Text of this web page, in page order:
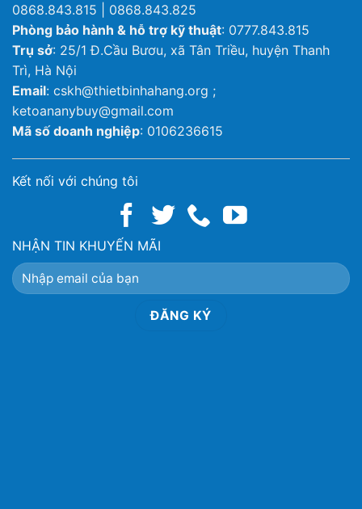
0868.843.815 | 0868.843.825
Phòng bảo hành & hỗ trợ kỹ thuật: 0777.843.815
Trụ sở: 25/1 Đ.Cầu Bươu, xã Tân Triều, huyện Thanh
Trì, Hà Nội
Email: cskh@thietbinhahang.org ;
ketoananybuy@gmail.com
Mã số doanh nghiệp: 0106236615
Kết nối với chúng tôi
NHẬN TIN KHUYẾN MÃI